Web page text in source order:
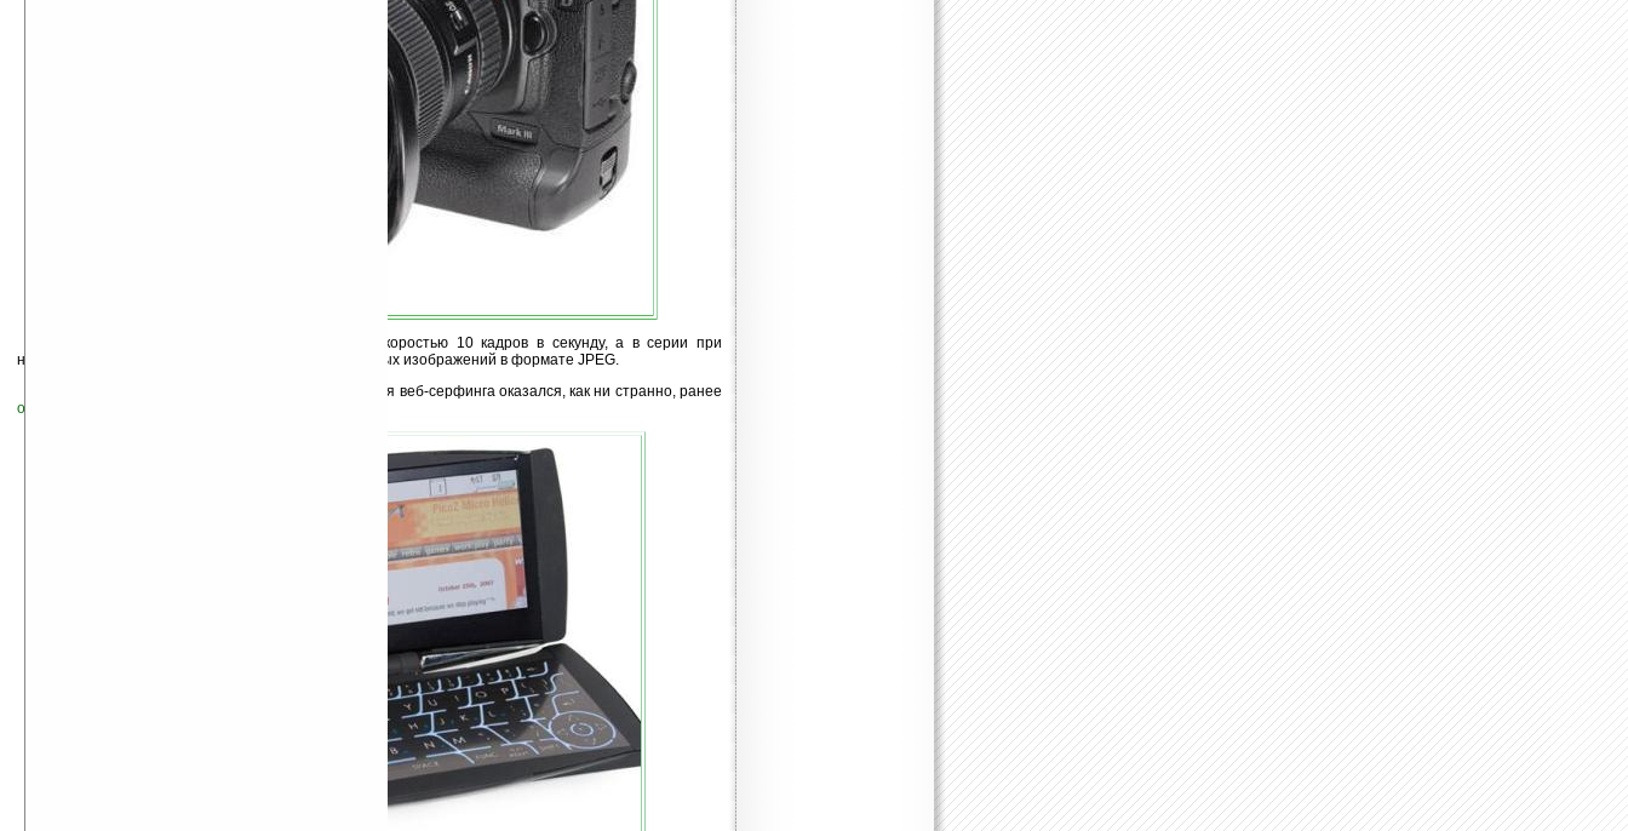
Фотоаппарат EOS 1D Mark III снимает со скоростью 10 кадров в секунду, а в серии при
непрерывной съёмке выдаёт «на гора» до 110 крупных изображений в формате JPEG.
Самым быстрым портативным устройством для веб-серфинга оказался, как ни странно, ранее
описанный